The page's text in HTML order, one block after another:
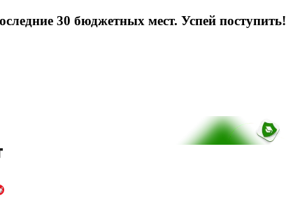
30 бюджетных мест. Успей поступить!